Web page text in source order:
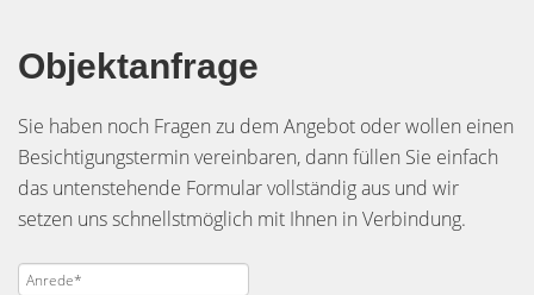
Objektanfrage
Sie haben noch Fragen zu dem Angebot oder wollen einen
Besichtigungstermin vereinbaren, dann füllen Sie einfach
das untenstehende Formular vollständig aus und wir
setzen uns schnellstmöglich mit Ihnen in Verbindung.